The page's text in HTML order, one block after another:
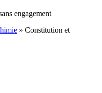
engagement
» Constitution et